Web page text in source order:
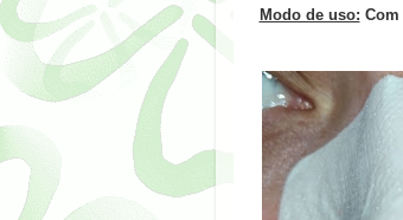
Modo de uso: